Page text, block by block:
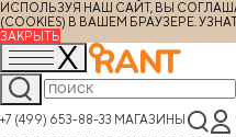
ИСПОЛЬЗУЯ НАШ САЙТ, ВЫ
(COOKIES) В ВАШЕМ БРАУЗЕРЕ.
ЗАКРЫТЬ
+7 (499) 653-88-33 МАГАЗИНЫ